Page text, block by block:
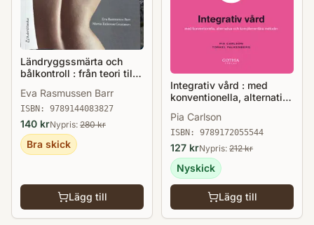
Ländryggssmärta och
bålkontroll : från teori till
Eva Rasmussen Barr
ISBN: 9789144083827
140 krNypris: 280kr
Bra skick
Lägg till
Integrativ vård : med
konventionella, alternativa
metoder
Pia Carlson
ISBN: 9789172055544
127 krNypris: 212kr
Nyskick
Lägg till